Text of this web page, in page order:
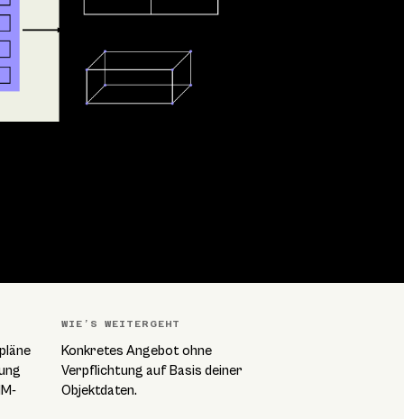
WIE’S WEITERGEHT
Konkretes Angebot ohne
Verpflichtung auf Basis deiner
Objektdaten.